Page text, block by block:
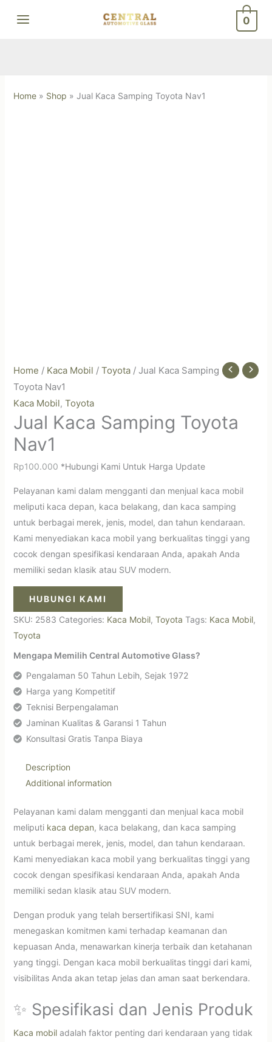
0
Home» Shop » Jual Kaca Samping Toyota Nav1
Home / Kaca Mobil / Toyota/ Jual Kaca Samping
Toyota Nav1
Kaca Mobil, Toyota
Jual Kaca Samping Toyota
Nav1
Rp100.000 *Hubungi Kami Untuk Harga Update
Pelayanan kami dalam mengganti dan menjual kaca mobil
meliputi kaca depan, kaca belakang, dan kaca samping
untuk berbagai merek, jenis, model, dan tahun kendaraan.
Kami menyediakan kaca mobil yang berkualitas tinggi yang
cocok dengan spesifikasi kendaraan Anda, apakah Anda
memiliki sedan klasik atau SUV modern.
HUBUNGI KAMI
SKU: 2583 Categories: Kaca Mobil, Toyota Tags: Kaca Mobil,
Toyota
Mengapa Memilih Central Automotive Glass?
Pengalaman 50 Tahun Lebih, Sejak 1972
Harga yang Kompetitif
Teknisi Berpengalaman
Jaminan Kualitas & Garansi 1 Tahun
Konsultasi Gratis Tanpa Biaya
Description
Additional information
Pelayanan kami dalam mengganti dan menjual kaca mobil
meliputi kaca depan, kaca belakang, dan kaca samping
untuk berbagai merek, jenis, model, dan tahun kendaraan.
Kami menyediakan kaca mobil yang berkualitas tinggi yang
cocok dengan spesifikasi kendaraan Anda, apakah Anda
memiliki sedan klasik atau SUV modern.
Dengan produk yang telah bersertifikasi SNI, kami
menegaskan komitmen kami terhadap keamanan dan
kepuasan Anda, menawarkan kinerja terbaik dan ketahanan
yang tinggi. Dengan kaca mobil berkualitas tinggi dari kami,
visibilitas Anda akan tetap jelas dan aman saat berkendara.
✨ Spesifikasi dan Jenis Produk
Kaca mobiladalah faktor penting dari kendaraan yang tidak